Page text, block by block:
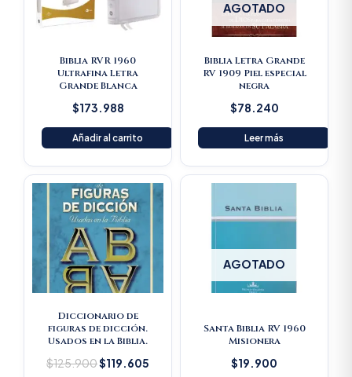
Biblia RVR 1960
Ultrafina Letra
Grande Blanca
$173.988
Añadir al carrito
AGOTADO
Biblia Letra Grande
RV 1909 Piel especial
negra
$78.240
Leer más
Diccionario de
figuras de dicción.
Usados en la Biblia.
$125.900
Original
price
was:
$125.900.
$119.605
Current
price
AGOTADO
Santa Biblia RV 1960
Misionera
$19.900